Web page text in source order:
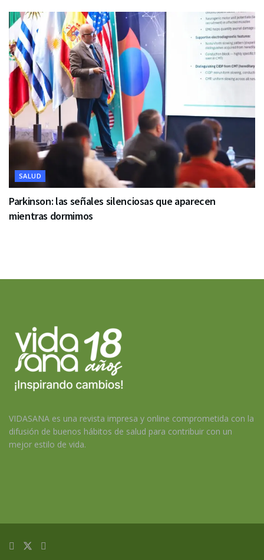
SALUD
Parkinson: las señales silenciosas que aparecen
mientras dormimos
VIDASANA es una revista impresa y online comprometida con la
difusión de buenos hábitos de salud para contribuir con un
mejor estilo de vida.